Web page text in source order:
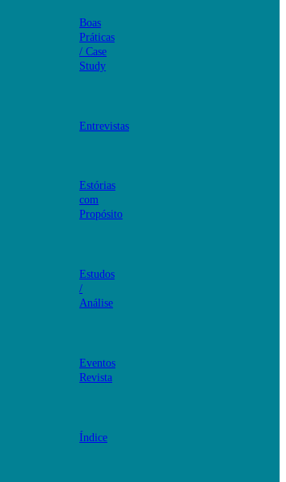
Boas
Práticas
/ Case
Study
Entrevistas
Estórias
com
Propósito
Estudos
/
Análise
Eventos
Revista
Índice